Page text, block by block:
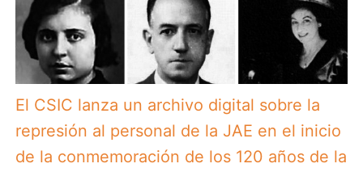
El CSIC lanza un archivo digital sobre la
represión al personal de la JAE en el inicio
de la conmemoración de los 120 años de la